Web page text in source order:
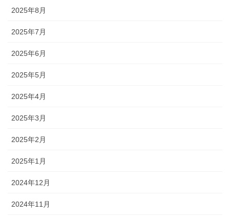
2025年8月
2025年7月
2025年6月
2025年5月
2025年4月
2025年3月
2025年2月
2025年1月
2024年12月
2024年11月